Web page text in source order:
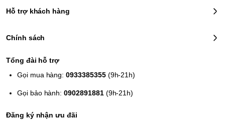
Như vậy, ngoài việc người chơi dùng nút bấm, giờ đây bạn cũng có
sân đấu bằng cách xoay máy 3DS.
có thể tùy chọn đấu đơn hoặc đấu đôi tùy ý. Ngoài ra bạn cũng có
tùy chỉnh "open match" để bạn giao đấu với người khác có cùng
huy chương thắng cuộc. Bảng xếp hạng này được thay đổi hàng
Hỗ trợ khách hàng
Chính sách
Tổng đài hỗ trợ
Gọi mua hàng:0933385355(9h-21h)
Gọi bảo hành:0902891881(9h-21h)
Đăng ký nhận ưu đãi